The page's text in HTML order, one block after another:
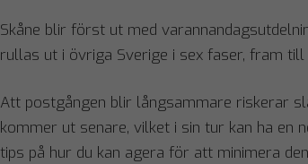
Skåne blir först ut med
rullas ut i övriga Sverige i sex faser, fram till
Att postgången blir långsammare riskerar
kommer ut senare, vilket i sin tur kan ha en
tips på hur du kan agera för att minimera